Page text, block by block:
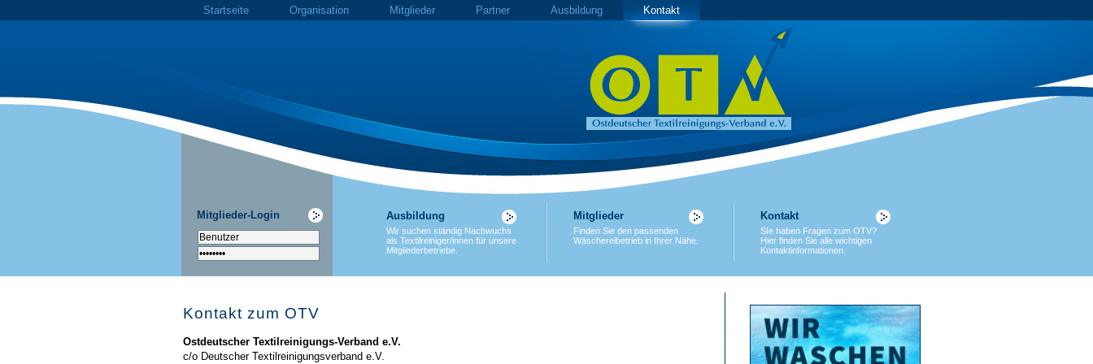
Startseite Organisation Mitglieder Partner Ausbildung Kontakt
Mitglieder-Login
Kontakt zum OTV
Ostdeutscher Textilreinigungs-Verband e.V.
c/o Deutscher Textilreinigungsverband e.V.
Ausbildung
Wir suchen ständig Nachwuchs
als Textilreiniger/innen für unsere
Mitgliederbetriebe.
Mitglieder
Finden Sie den passenden
Wäschereibetrieb in Ihrer Nähe.
Kontakt
SIe haben Fragen zum OTV?
Hier finden Sie alle wichtigen
Kontaktinformationen.